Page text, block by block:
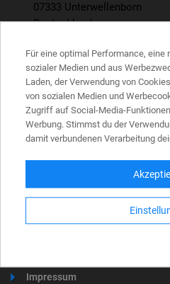
07333 Unterwellenborn
Deutschland
+4936715242770
E-Mail
office@bauzaunwelt.de
Lieferung und Versand
Impressum
Für eine optimal Performance, eine
sozialer Medien und aus
Laden, der Verwendung von
von sozialen Medien und
Zugriff auf Social-Media-
Werbung. Stimmst du der
damit verbundenen Verarbeitung